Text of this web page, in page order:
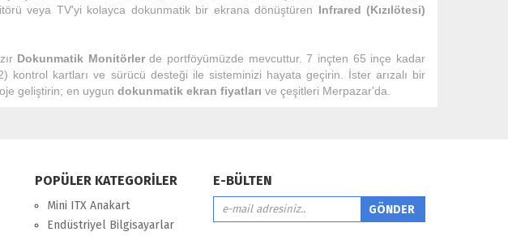
veya TV'yi kolayca dokunmatik bir ekrana dönüştüren Infrared (Kızılötesi)
Dokunmatik Monitörlerde portföyümüzde mevcuttur. 7 inçten 65 inçe kadar
kontrol kartları ve sürücü desteği ile sisteminizi hayata geçirin. İster arızalı bir
geliştirin; en uygun dokunmatik ekran fiyatları ve çeşitleri Merpazar'da.
POPÜLER KATEGORİLER
Mini ITX Anakart
Endüstriyel Bilgisayarlar
E-BÜLTEN